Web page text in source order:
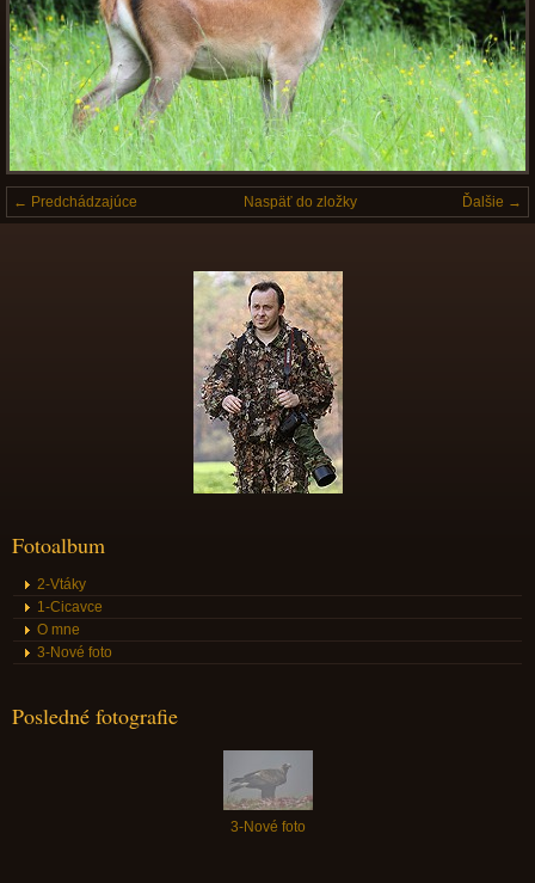
← Predchádzajúce Ďalšie →
Naspäť do zložky
Fotoalbum
2-Vtáky
1-Cicavce
O mne
3-Nové foto
Posledné fotografie
3-Nové foto